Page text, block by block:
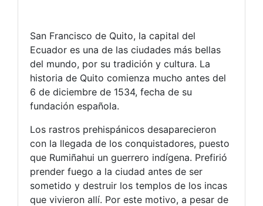
San Francisco de Quito, la capital del
Ecuador es una de las ciudades más bellas
del mundo, por su tradición y cultura. La
historia de Quito comienza mucho antes del
6 de diciembre de 1534, fecha de su
fundación española.
Los rastros prehispánicos desaparecieron
con la llegada de los conquistadores, puesto
que Rumiñahui un guerrero indígena. Prefirió
prender fuego a la ciudad antes de ser
sometido y destruir los templos de los incas
que vivieron allí. Por este motivo, a pesar de